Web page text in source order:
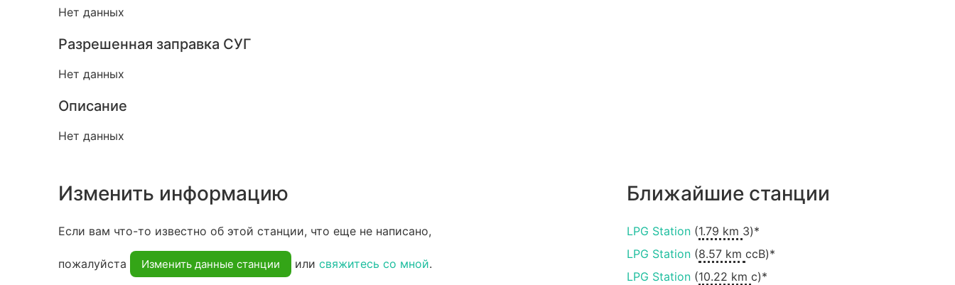
Нет данных
Разрешенная заправка СУГ
Нет данных
Описание
Нет данных
Изменить информацию
Если вам что-то известно об этой станции, что еще не написано,
пожалуйста Изменить данные станции или свяжитесь со мной.
Ближайшие станции
LPG Station(1.79 km З)*
LPG Station(8.57 km ссВ)*
LPG Station(10.22 km с)*